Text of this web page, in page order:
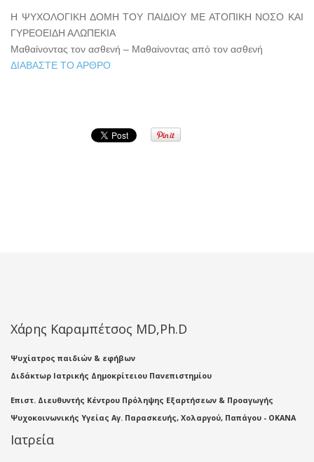
Η ΨΥΧΟΛΟΓΙΚΗ ΔΟΜΗ ΤΟΥ ΠΑΙΔΙΟΥ ΜΕ ΑΤΟΠΙΚΗ ΝΟΣΟ ΚΑΙ
ΓΥΡΕΟΕΙΔΗ ΑΛΩΠΕΚΙΑ
Μαθαίνοντας τον ασθενή – Μαθαίνοντας από τον ασθενή
ΔΙΑΒΑΣΤΕ ΤΟ ΑΡΘΡΟ
Χάρης Καραμπέτσος MD,Ph.D
Ψυχίατρος παιδιών & εφήβων
Διδάκτωρ Ιατρικής Δημοκρίτειου Πανεπιστημίου
Επιστ. Διευθυντής Κέντρου Πρόληψης Εξαρτήσεων & Προαγωγής
Ψυχοκοινωνικής Υγείας Αγ. Παρασκευής, Χολαργού, Παπάγου - ΟΚΑΝΑ
Ιατρεία